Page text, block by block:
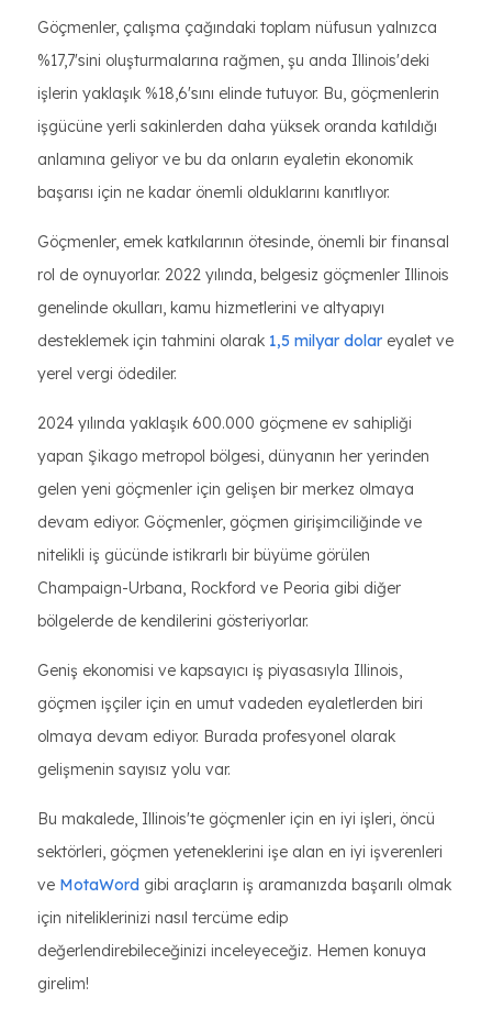
Göçmenler, çalışma çağındaki toplam nüfusun yalnızca
%17,7'sini oluşturmalarına rağmen, şu anda Illinois'deki
işlerin yaklaşık %18,6'sını elinde tutuyor. Bu, göçmenlerin
işgücüne yerli sakinlerden daha yüksek oranda katıldığı
anlamına geliyor ve bu da onların eyaletin ekonomik
başarısı için ne kadar önemli olduklarını kanıtlıyor.
Göçmenler, emek katkılarının ötesinde, önemli bir finansal
rol de oynuyorlar. 2022 yılında, belgesiz göçmenler Illinois
genelinde okulları, kamu hizmetlerini ve altyapıyı
desteklemek için tahmini olarak 1,5 milyar dolar eyalet ve
yerel vergi ödediler.
2024 yılında yaklaşık 600.000 göçmene ev sahipliği
yapan Şikago metropol bölgesi, dünyanın her yerinden
gelen yeni göçmenler için gelişen bir merkez olmaya
devam ediyor. Göçmenler, göçmen girişimciliğinde ve
nitelikli iş gücünde istikrarlı bir büyüme görülen
Champaign-Urbana, Rockford ve Peoria gibi diğer
bölgelerde de kendilerini gösteriyorlar.
Geniş ekonomisi ve kapsayıcı iş piyasasıyla Illinois,
göçmen işçiler için en umut vadeden eyaletlerden biri
olmaya devam ediyor. Burada profesyonel olarak
gelişmenin sayısız yolu var.
Bu makalede, Illinois'te göçmenler için en iyi işleri, öncü
sektörleri, göçmen yeteneklerini işe alan en iyi işverenleri
ve MotaWord gibi araçların iş aramanızda başarılı olmak
için niteliklerinizi nasıl tercüme edip
değerlendirebileceğinizi inceleyeceğiz. Hemen konuya
girelim!